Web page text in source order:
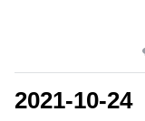
2021-10-24